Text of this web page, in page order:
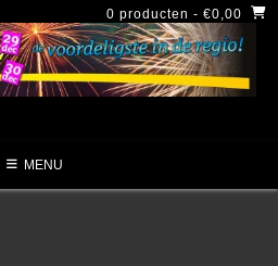
MENU
0 producten - €0,00